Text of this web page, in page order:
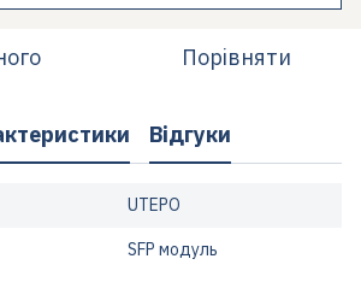
Порівняти
Відгуки
UTEPO
SFP модуль